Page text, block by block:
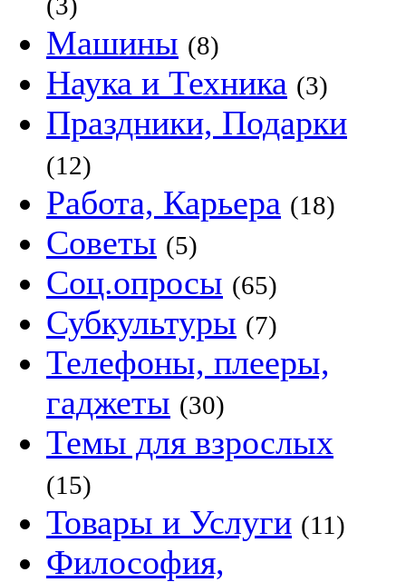
Машины (8)
Наука и Техника (3)
Праздники, Подарки
(12)
Работа, Карьера (18)
Советы (5)
Соц.опросы (65)
Субкультуры (7)
Телефоны, плееры,
гаджеты (30)
Темы для взрослых
(15)
Товары и Услуги (11)
Философия,